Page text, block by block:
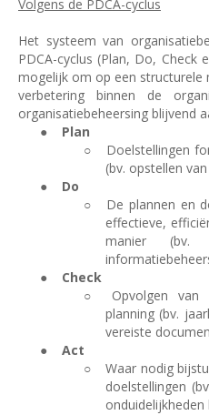
Volgens de PDCA-cyclus
Het systeem van
PDCA-cyclus (Plan, Do, Check
mogelijk om op een structurele
verbetering binnen de
organisatiebeheersing blijvend
●
Plan
○
Doelstellingen
(bv. opstellen
●
Do
○
De plannen en
effectieve,
manier (bv.
●
Check
○
Opvolgen
planning (bv.
vereiste
●
Act
○
Waar nodig
doelstellingen
onduidelijkheden